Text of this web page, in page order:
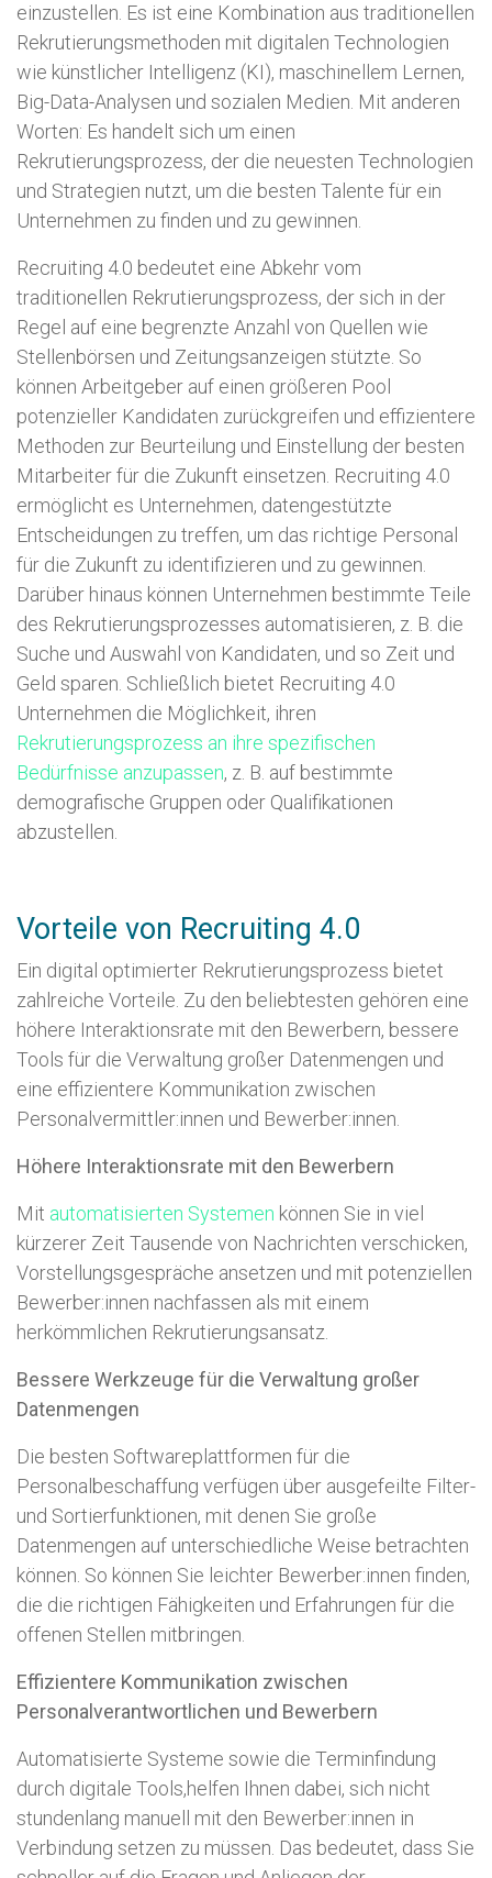
einzustellen. Es ist eine Kombination aus traditionellen
Rekrutierungsmethoden mit digitalen Technologien
wie künstlicher Intelligenz (KI), maschinellem Lernen,
Big-Data-Analysen und sozialen Medien. Mit anderen
Worten: Es handelt sich um einen
Rekrutierungsprozess, der die neuesten Technologien
und Strategien nutzt, um die besten Talente für ein
Unternehmen zu finden und zu gewinnen.
Recruiting 4.0 bedeutet eine Abkehr vom
traditionellen Rekrutierungsprozess, der sich in der
Regel auf eine begrenzte Anzahl von Quellen wie
Stellenbörsen und Zeitungsanzeigen stützte. So
können Arbeitgeber auf einen größeren Pool
potenzieller Kandidaten zurückgreifen und effizientere
Methoden zur Beurteilung und Einstellung der besten
Mitarbeiter für die Zukunft einsetzen. Recruiting 4.0
ermöglicht es Unternehmen, datengestützte
Entscheidungen zu treffen, um das richtige Personal
für die Zukunft zu identifizieren und zu gewinnen.
Darüber hinaus können Unternehmen bestimmte Teile
des Rekrutierungsprozesses automatisieren, z. B. die
Suche und Auswahl von Kandidaten, und so Zeit und
Geld sparen. Schließlich bietet Recruiting 4.0
Unternehmen die Möglichkeit, ihren
Rekrutierungsprozess an ihre spezifischen
Bedürfnisse anzupassen, z. B. auf bestimmte
demografische Gruppen oder Qualifikationen
abzustellen.
Vorteile von Recruiting 4.0
Ein digital optimierter Rekrutierungsprozess bietet
zahlreiche Vorteile. Zu den beliebtesten gehören eine
höhere Interaktionsrate mit den Bewerbern, bessere
Tools für die Verwaltung großer Datenmengen und
eine effizientere Kommunikation zwischen
Personalvermittler:innen und Bewerber:innen.
Höhere Interaktionsrate mit den Bewerbern
Mit automatisierten Systemen können Sie in viel
kürzerer Zeit Tausende von Nachrichten verschicken,
Vorstellungsgespräche ansetzen und mit potenziellen
Bewerber:innen nachfassen als mit einem
herkömmlichen Rekrutierungsansatz.
Bessere Werkzeuge für die Verwaltung großer
Datenmengen
Die besten Softwareplattformen für die
Personalbeschaffung verfügen über ausgefeilte Filter-
und Sortierfunktionen, mit denen Sie große
Datenmengen auf unterschiedliche Weise betrachten
können. So können Sie leichter Bewerber:innen finden,
die die richtigen Fähigkeiten und Erfahrungen für die
offenen Stellen mitbringen.
Effizientere Kommunikation zwischen
Personalverantwortlichen und Bewerbern
Automatisierte Systeme sowie die Terminfindung
durch digitale Tools,helfen Ihnen dabei, sich nicht
stundenlang manuell mit den Bewerber:innen in
Verbindung setzen zu müssen. Das bedeutet, dass Sie